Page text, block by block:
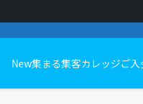
New集まる集客カレッジご入